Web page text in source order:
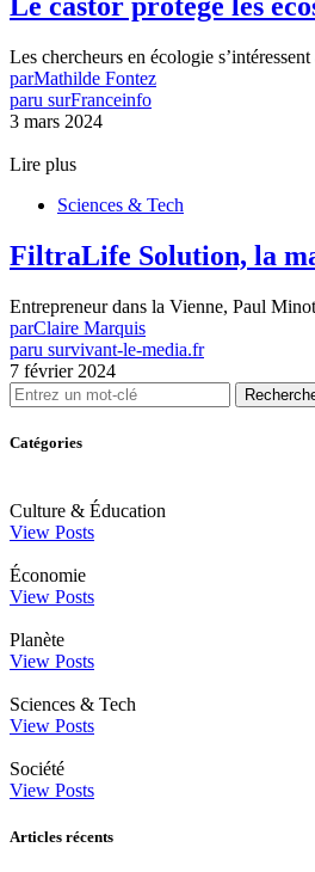
Le castor protège les
Les chercheurs en écologie
parMathilde Fontez
paru surFranceinfo
3 mars 2024
Lire plus
Sciences & Tech
FiltraLife Solution, la
Entrepreneur dans la Vienne, Paul
parClaire Marquis
paru survivant-le-media.fr
7 février 2024
Catégories
Culture & Éducation
View Posts
Économie
View Posts
Planète
View Posts
Sciences & Tech
View Posts
Société
View Posts
Articles récents